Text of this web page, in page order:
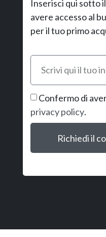
Inserisci qui sotto
avere accesso al
per il tuo primo
Confermo di
privacy policy.
Richiedi il